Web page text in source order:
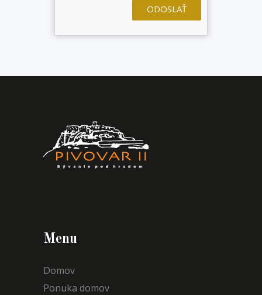
ODOSLAŤ
Menu
Domov
Ponuka domov